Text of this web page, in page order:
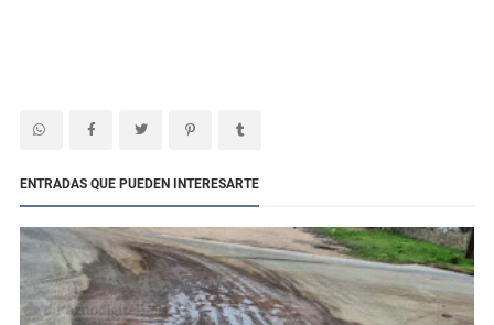
ENTRADAS QUE PUEDEN INTERESARTE